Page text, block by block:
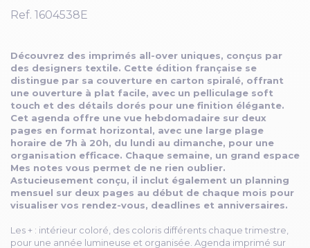
Ref. 1604538E
Découvrez des imprimés all-over uniques, conçus par
des designers textile. Cette édition française se
distingue par sa couverture en carton spiralé, offrant
une ouverture à plat facile, avec un pelliculage soft
touch et des détails dorés pour une finition élégante.
Cet agenda offre une vue hebdomadaire sur deux
pages en format horizontal, avec une large plage
horaire de 7h à 20h, du lundi au dimanche, pour une
organisation efficace. Chaque semaine, un grand espace
Mes notes vous permet de ne rien oublier.
Astucieusement conçu, il inclut également un planning
mensuel sur deux pages au début de chaque mois pour
visualiser vos rendez-vous, deadlines et anniversaires.
Les + : intérieur coloré, des coloris différents chaque trimestre,
pour une année lumineuse et organisée. Agenda imprimé sur